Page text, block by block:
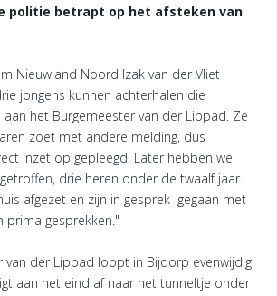
politie betrapt op het afsteken van
Nieuwland Noord Izak van der Vliet
jongens kunnen achterhalen die
aan het Burgemeester van der Lippad. Ze
zoet met andere melding, dus
inzet op gepleegd. Later hebben we
drie heren onder de twaalf jaar.
afgezet en zijn in gesprek gegaan met
prima gesprekken."
van der Lippad loopt in Bijdorp evenwijdig
aan het eind af naar het tunneltje onder